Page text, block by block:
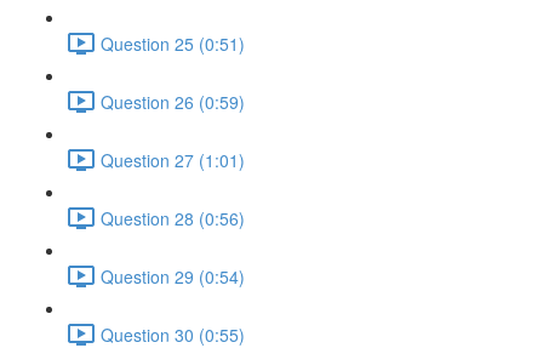
Question 25 (0:51)
Question 26 (0:59)
Question 27 (1:01)
Question 28 (0:56)
Question 29 (0:54)
Question 30 (0:55)